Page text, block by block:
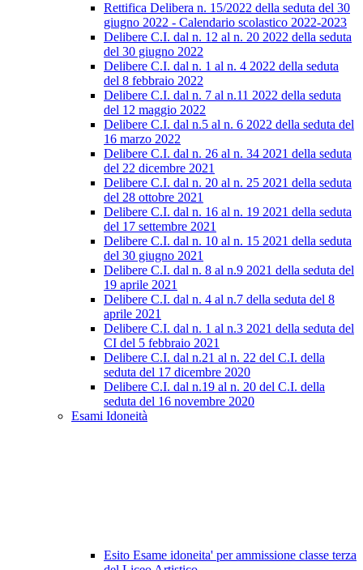
Rettifica Delibera n. 15/2022 della seduta del 30
giugno 2022 - Calendario scolastico 2022-2023
Delibere C.I. dal n. 12 al n. 20 2022 della seduta
del 30 giugno 2022
Delibere C.I. dal n. 1 al n. 4 2022 della seduta
del 8 febbraio 2022
Delibere C.I. dal n. 7 al n.11 2022 della seduta
del 12 maggio 2022
Delibere C.I. dal n.5 al n. 6 2022 della seduta del
16 marzo 2022
Delibere C.I. dal n. 26 al n. 34 2021 della seduta
del 22 dicembre 2021
Delibere C.I. dal n. 20 al n. 25 2021 della seduta
del 28 ottobre 2021
Delibere C.I. dal n. 16 al n. 19 2021 della seduta
del 17 settembre 2021
Delibere C.I. dal n. 10 al n. 15 2021 della seduta
del 30 giugno 2021
Delibere C.I. dal n. 8 al n.9 2021 della seduta del
19 aprile 2021
Delibere C.I. dal n. 4 al n.7 della seduta del 8
aprile 2021
Delibere C.I. dal n. 1 al n.3 2021 della seduta del
CI del 5 febbraio 2021
Delibere C.I. dal n.21 al n. 22 del C.I. della
seduta del 17 dicembre 2020
Delibere C.I. dal n.19 al n. 20 del C.I. della
seduta del 16 novembre 2020
Esami Idoneità
Esito Esame idoneita' per ammissione classe terza